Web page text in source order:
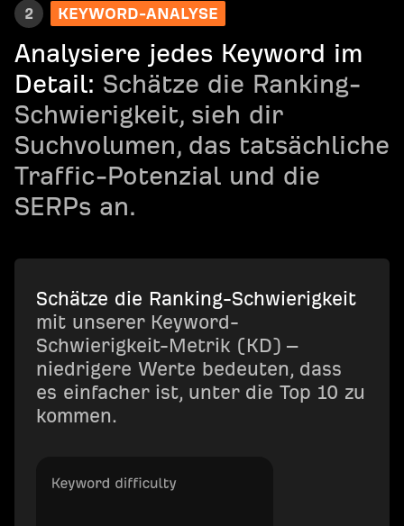
2 KEYWORD-ANALYSE
Analysiere jedes Keyword im
Detail: Schätze die Ranking-
Schwierigkeit, sieh dir
Suchvolumen, das tatsächliche
Traffic-Potenzial und die
SERPs an.
Schätze die Ranking-Schwierigkeit
mit unserer Keyword-
Schwierigkeit-Metrik (KD) –
niedrigere Werte bedeuten, dass
es einfacher ist, unter die Top 10 zu
kommen.